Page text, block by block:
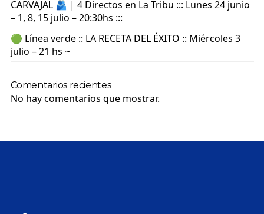
CARVAJAL 🫂 | 4 Directos en La Tribu ::: Lunes 24 junio
– 1, 8, 15 julio – 20:30hs :::
🟢 Línea verde :: LA RECETA DEL ÉXITO :: Miércoles 3
julio – 21 hs ~
Comentarios recientes
No hay comentarios que mostrar.